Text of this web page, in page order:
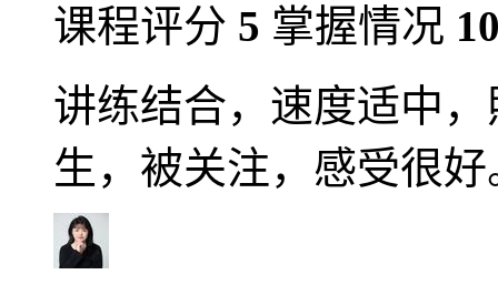
课程评分 5 掌握情况
讲练结合，速度适中
生，被关注，感受很好